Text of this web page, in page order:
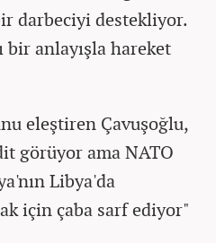
darbeciyi destekliyor.
bir anlayışla hareket
eleştiren Çavuşoğlu,
görüyor ama NATO
Libya'da
için çaba sarf ediyor"